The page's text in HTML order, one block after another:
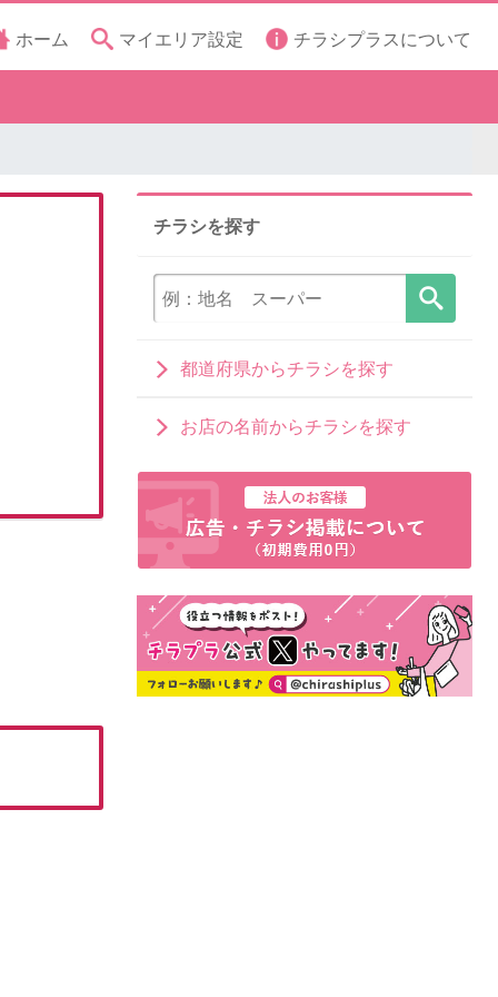
ホーム マイエリア設定 チラシプラスについて
チラシを探す
都道府県からチラシを探す
お店の名前からチラシを探す